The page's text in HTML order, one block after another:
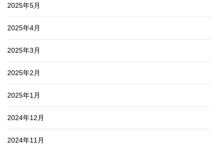
2025年5月
2025年4月
2025年3月
2025年2月
2025年1月
2024年12月
2024年11月